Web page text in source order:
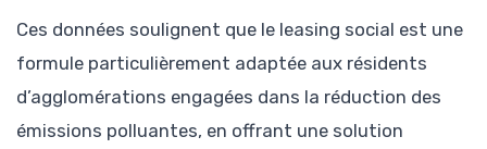
Ces données soulignent que le leasing social est une
formule particulièrement adaptée aux résidents
d’agglomérations engagées dans la réduction des
émissions polluantes, en offrant une solution